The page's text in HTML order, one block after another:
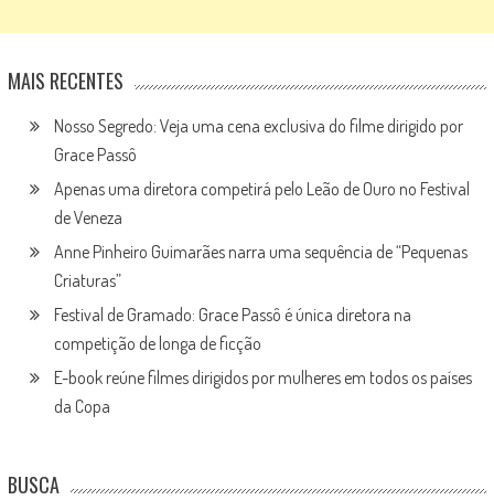
MAIS RECENTES
Nosso Segredo: Veja uma cena exclusiva do filme dirigido por
Grace Passô
Apenas uma diretora competirá pelo Leão de Ouro no Festival
de Veneza
Anne Pinheiro Guimarães narra uma sequência de “Pequenas
Criaturas”
Festival de Gramado: Grace Passô é única diretora na
competição de longa de ficção
E-book reúne filmes dirigidos por mulheres em todos os países
da Copa
BUSCA